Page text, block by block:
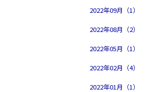
2022年09月（1）
2022年08月（2）
2022年05月（1）
2022年02月（4）
2022年01月（1）